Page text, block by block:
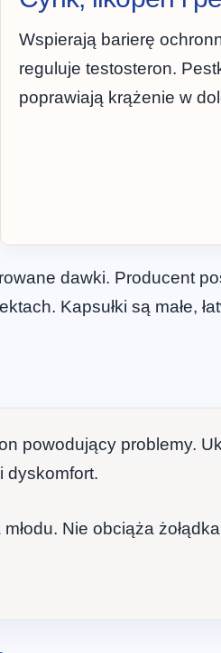
Wspierają barierę
reguluje testosteron.
poprawiają krążenie w
dawki. Producent
Kapsułki są małe,
powodujący problemy.
dyskomfort.
Nie obciąża